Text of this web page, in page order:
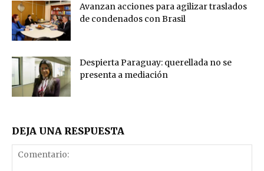
Avanzan acciones para agilizar traslados
de condenados con Brasil
Despierta Paraguay: querellada no se
presenta a mediación
DEJA UNA RESPUESTA